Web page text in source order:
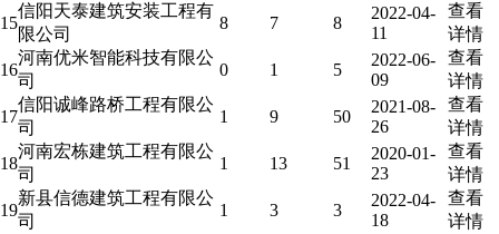
15
信阳天泰建筑安装工程有
限公司
8 7 8
2022-04-
11
查看
详情
16
河南优米智能科技有限公
司
0 1 5
2022-06-
09
查看
详情
17
信阳诚峰路桥工程有限公
司
1 9 50
2021-08-
26
查看
详情
18
河南宏栋建筑工程有限公
司
1 13 51
2020-01-
23
查看
详情
19
新县信德建筑工程有限公
司
1 3 3
2022-04-
18
查看
详情